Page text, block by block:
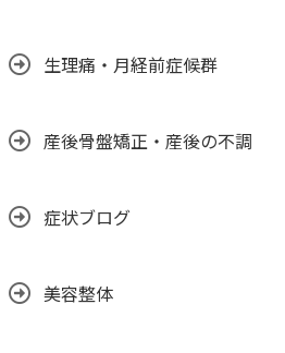
生理痛・月経前症候群
産後骨盤矯正・産後の不調
症状ブログ
美容整体